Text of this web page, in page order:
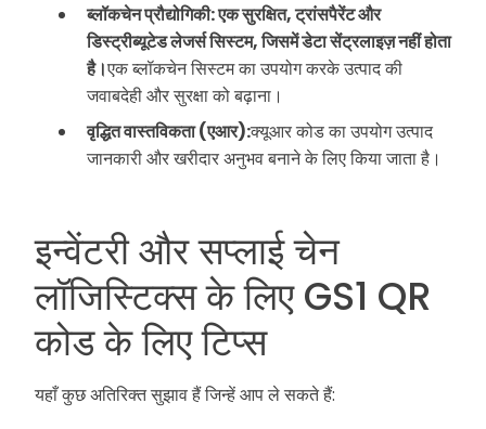
ब्लॉकचेन प्रौद्योगिकी: एक सुरक्षित, ट्रांसपैरेंट और
डिस्ट्रीब्यूटेड लेजर्स सिस्टम, जिसमें डेटा सेंट्रलाइज़ नहीं होता
है।एक ब्लॉकचेन सिस्टम का उपयोग करके उत्पाद की
जवाबदेही और सुरक्षा को बढ़ाना।
वृद्धित वास्तविकता (एआर):क्यूआर कोड का उपयोग उत्पाद
जानकारी और खरीदार अनुभव बनाने के लिए किया जाता है।
इन्वेंटरी और सप्लाई चेन
लॉजिस्टिक्स के लिए GS1 QR
कोड के लिए टिप्स
यहाँ कुछ अतिरिक्त सुझाव हैं जिन्हें आप ले सकते हैं: